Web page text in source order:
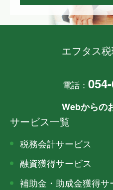
エフタス
電話：
Webからの
サービス一覧
税務会計サービス
融資獲得サービス
補助金・助成金獲得サ